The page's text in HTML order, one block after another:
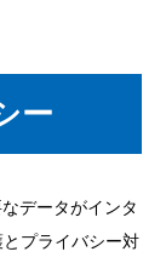
ー
データがインタ
プライバシー対